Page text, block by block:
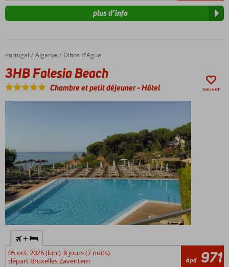
plus d’info
Accueil
Portugal Algarve Olhos d'Agua
3HB Falesia Beach
3HB Falesia Beach
Chambre et petit déjeuner-Hôtel sauver
+
05 oct. 2026 (lun.) 8 jours (7 nuits)
départ Bruxelles Zaventem
àpd 971